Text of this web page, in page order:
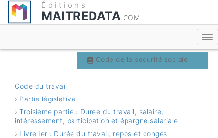
Éditions
MAITREDATA.COM
Code de la sécurité sociale
Code du travail
› Partie législative
› Troisième partie : Durée du travail, salaire,
intéressement, participation et épargne salariale
› Livre Ier : Durée du travail, repos et congés